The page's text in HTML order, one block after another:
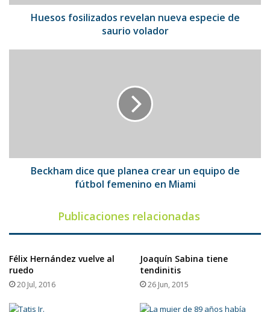
Huesos fosilizados revelan nueva especie de
saurio volador
fútbol
femeninoBeckham dice que planea crear un equipo de
fútbol femenino en Miami
Publicaciones relacionadas
Félix Hernández vuelve al
ruedo
20 Jul, 2016
Joaquín Sabina tiene
tendinitis
26 Jun, 2015